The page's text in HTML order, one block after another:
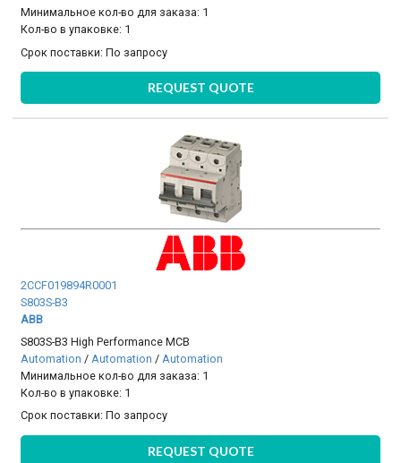
Минимальное кол-во для заказа: 1
Кол-во в упаковке: 1
Срок поставки:По запросу
REQUEST QUOTE
2CCF019894R0001
S803S-B3
ABB
S803S-B3 High Performance MCB
Automation / Automation / Automation
Минимальное кол-во для заказа: 1
Кол-во в упаковке: 1
Срок поставки:По запросу
REQUEST QUOTE